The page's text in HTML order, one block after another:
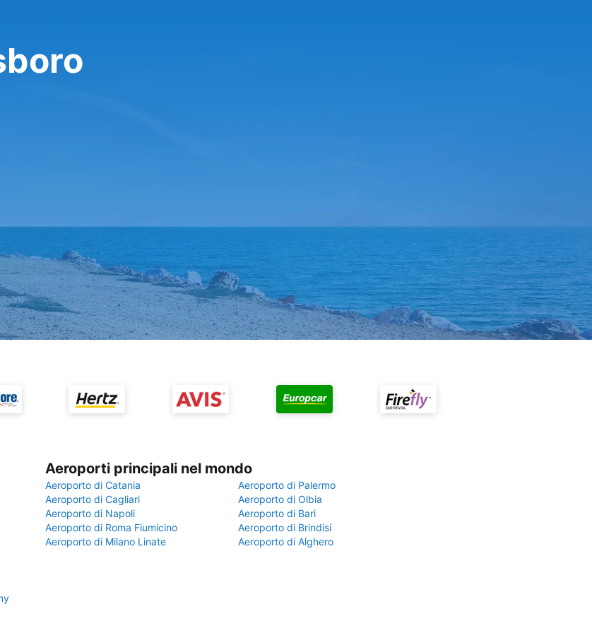
Aeroporti principali nel mondo
Aeroporto di Catania
Aeroporto di Palermo
Aeroporto di Cagliari
Aeroporto di Olbia
Aeroporto di Napoli
Aeroporto di Bari
Aeroporto di Roma Fiumicino
Aeroporto di Brindisi
Aeroporto di Milano Linate
Aeroporto di Alghero